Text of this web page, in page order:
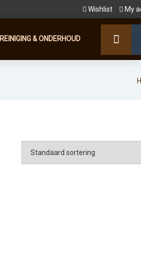
Wishlist My
REINIGING & ONDERHOUD